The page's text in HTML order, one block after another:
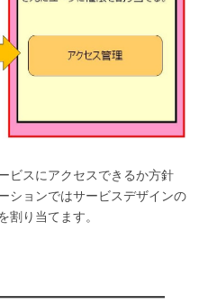
ビスにアクセスできるか方針
ションではサービスデザインの
割り当てます。